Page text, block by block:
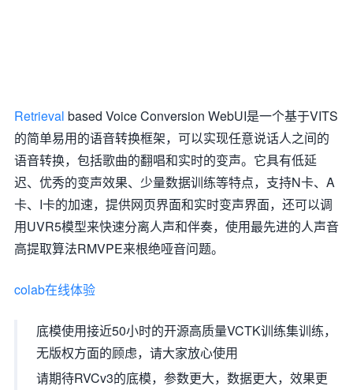
Retrieval based Voice Conversion WebUI是一个基于VITS
的简单易用的语音转换框架，可以实现任意说话人之间的
语音转换，包括歌曲的翻唱和实时的变声。它具有低延
迟、优秀的变声效果、少量数据训练等特点，支持N卡、A
卡、I卡的加速，提供网页界面和实时变声界面，还可以调
用UVR5模型来快速分离人声和伴奏，使用最先进的人声音
高提取算法RMVPE来根绝哑音问题。
colab在线体验
底模使用接近50小时的开源高质量VCTK训练集训练，
无版权方面的顾虑，请大家放心使用
请期待RVCv3的底模，参数更大，数据更大，效果更